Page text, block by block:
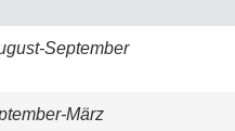
September
März